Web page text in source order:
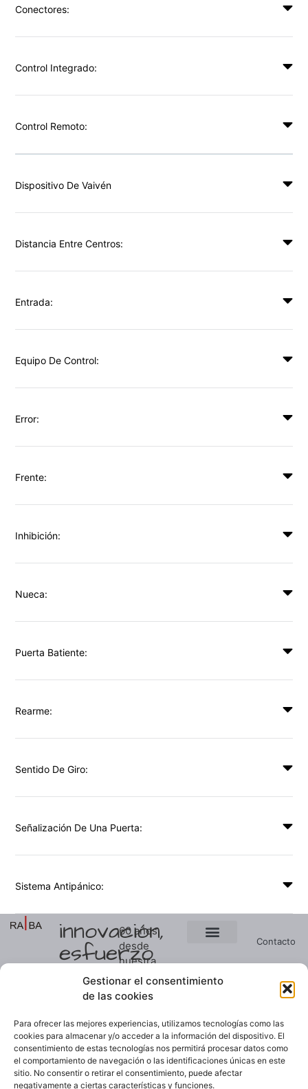
Gestionar el consentimiento
de las cookies
Para ofrecer las mejores experiencias, utilizamos tecnologías como las
cookies para almacenar y/o acceder a la información del dispositivo. El
consentimiento de estas tecnologías nos permitirá procesar datos como
el comportamiento de navegación o las identificaciones únicas en este
sitio. No consentir o retirar el consentimiento, puede afectar
negativamente a ciertas características y funciones.
Conectores:
Control Integrado:
Control Remoto:
Dispositivo De Vaivén
Distancia Entre Centros:
Entrada:
Equipo De Control:
Error:
Frente:
Inhibición:
Nueca:
Puerta Batiente:
Rearme:
Sentido De Giro:
Señalización De Una Puerta:
Sistema Antipánico:
innovación,
esfuerzo
y
constancia
60 años
desde
nuestra
primera
patente,
manteniendo
el primer
puesto
nacional
en
Contacto
Empresa